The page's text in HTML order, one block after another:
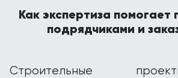
Как экспертиза помогает
подрядчиками и
Строительные